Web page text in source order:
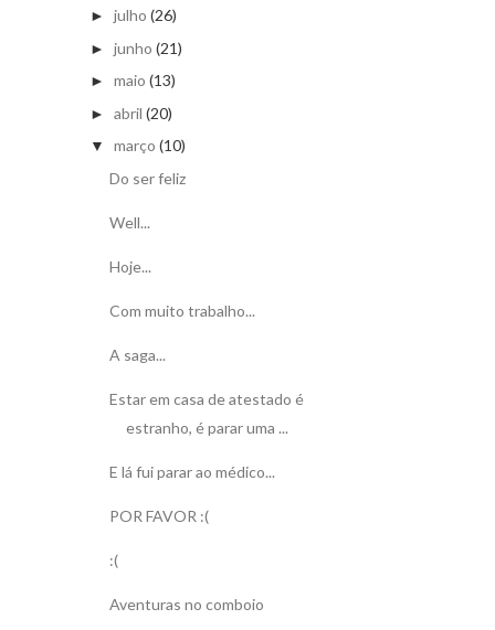
► julho (26)
► junho (21)
► maio (13)
► abril (20)
▼ março (10)
Do ser feliz
Well...
Hoje...
Com muito trabalho...
A saga...
Estar em casa de atestado é
estranho, é parar uma ...
E lá fui parar ao médico...
POR FAVOR :(
:(
Aventuras no comboio